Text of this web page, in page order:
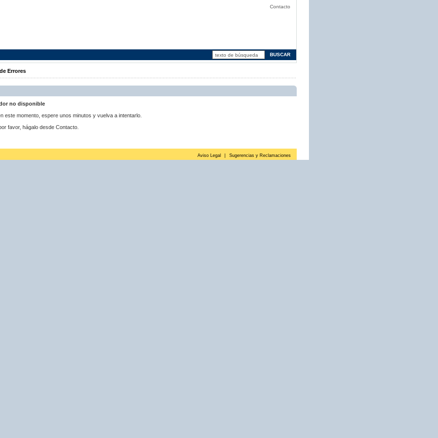
Contacto
Errores
no disponible
este momento, espere unos minutos y vuelva a intentarlo.
favor, hágalo desde Contacto.
Aviso Legal Sugerencias y Reclamaciones